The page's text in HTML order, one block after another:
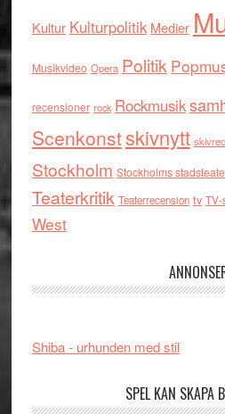
Kultur Kulturpolitik Medier
Musikvideo Opera Politik
recensioner rock Rockmusik
Scenkonstskivnytt
Stockholm Stockholms
Teaterkritik Teaterrecension tv TV-
West
Shiba - urhunden med stil
SPEL KAN SKAPA